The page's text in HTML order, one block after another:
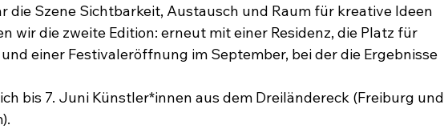
die Szene Sichtbarkeit, Austausch und Raum für kreative Ideen
wir die zweite Edition: erneut mit einer Residenz, die Platz für
einer Festivaleröffnung im September, bei der die Ergebnisse
bis 7. Juni Künstler*innen aus dem Dreiländereck (Freiburg und